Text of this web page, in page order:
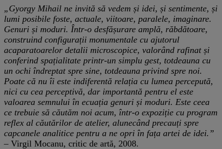
„Gyorgy Mihail ne invită să vedem și idei, și sentimente, și
lumi posibile foste, actuale, viitoare, paralele, imaginare.
Genuri și moduri. Într-o desfășurare amplă, răbdătoare,
construind configurații monumentale cu ajutorul
acaparatoarelor detalii microscopice, valorând rafinat și
conferind spațialitate printr-un simplu gest, totdeauna cu
un ochi îndreptat spre sine, totdeauna privind spre noi.
Poate că nu îi este indiferentă relația cu lumea percepută,
nici cu cea perceptivă, dar importantă pentru el este
valoarea semnului în ecuația genuri și moduri. Este ceea
ce trebuie să căutăm noi acum, într-o expoziție cu program
reflex al căutărilor de atelier, alunecând precauți spre
capcanele analitice pentru a ne opri în fața artei de idei.”
– Virgil Mocanu, critic de artă, 2008.